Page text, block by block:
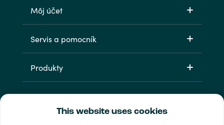
This website uses cookies
Môj účet
Servis a pomocník
Produkty